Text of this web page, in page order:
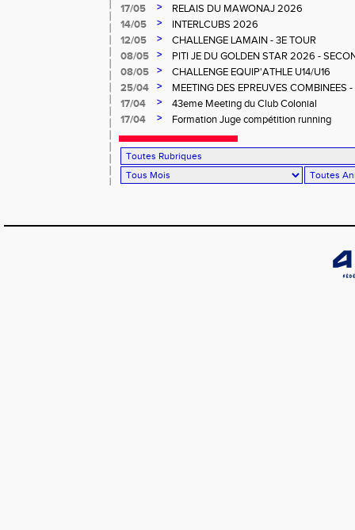
17/05
>
RELAIS DU MAWONAJ 2026
14/05
>
INTERLCUBS 2026
12/05
>
CHALLENGE LAMAIN - 3E TOUR
08/05
>
PITI JE DU GOLDEN STAR 2026 -
08/05
>
CHALLENGE EQUIP'ATHLE U14/U16
25/04
>
MEETING DES EPREUVES
Salée
17/04 >
43eme Meeting du Club Colonial
17/04
> Formation Juge compétition running